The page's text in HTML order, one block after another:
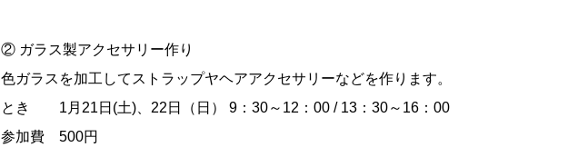
② ガラス製アクセサリー作り
色ガラスを加工してストラップヤヘアアクセサリーなどを作ります。
とき 1月21日(土)、22日（日） 9：30～12：00 / 13：30～16：00
参加費 500円